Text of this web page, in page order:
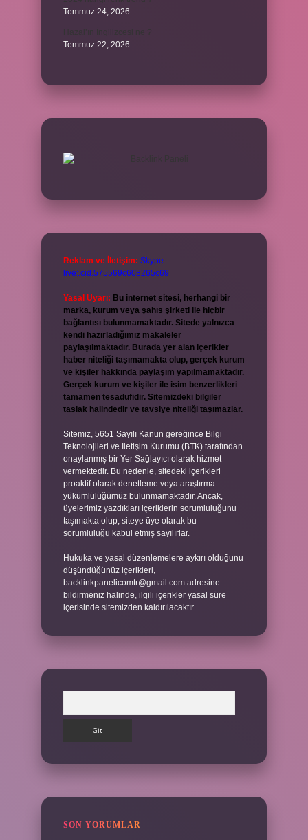
Temmuz 24, 2026
Temmuz 22, 2026
Reklam ve İletişim: Skype:
live:.cid.575569c608265c69
Yasal Uyarı: Bu internet sitesi, herhangi bir
marka, kurum veya şahıs şirketi ile hiçbir
bağlantısı bulunmamaktadır. Sitede yalnızca
kendi hazırladığımız makaleler
paylaşılmaktadır. Burada yer alan içerikler
haber niteliği taşımamakta olup, gerçek kurum
ve kişiler hakkında paylaşım yapılmamaktadır.
Gerçek kurum ve kişiler ile isim benzerlikleri
tamamen tesadüfidir. Sitemizdeki bilgiler
taslak halindedir ve tavsiye niteliği taşımazlar.
Sitemiz, 5651 Sayılı Kanun gereğince Bilgi
Teknolojileri ve İletişim Kurumu (BTK) tarafından
onaylanmış bir Yer Sağlayıcı olarak hizmet
vermektedir. Bu nedenle, sitedeki içerikleri
proaktif olarak denetleme veya araştırma
yükümlülüğümüz bulunmamaktadır. Ancak,
üyelerimiz yazdıkları içeriklerin sorumluluğunu
taşımakta olup, siteye üye olarak bu
sorumluluğu kabul etmiş sayılırlar.
Hukuka ve yasal düzenlemelere aykırı olduğunu
düşündüğünüz içerikleri,
backlinkpanelicomtr@gmail.com adresine
bildirmeniz halinde, ilgili içerikler yasal süre
içerisinde sitemizden kaldırılacaktır.
SON YORUMLAR